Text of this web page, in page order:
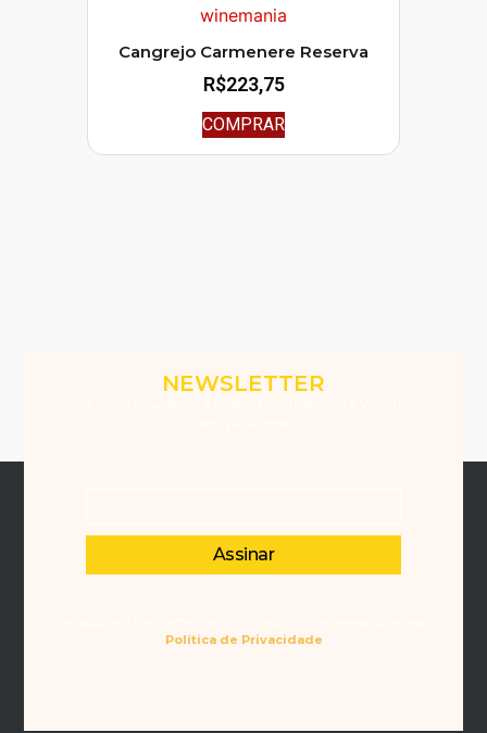
Cangrejo Carmenere Reserva
R$223,75
COMPRAR
NEWSLETTER
Assinar
Política de Privacidade